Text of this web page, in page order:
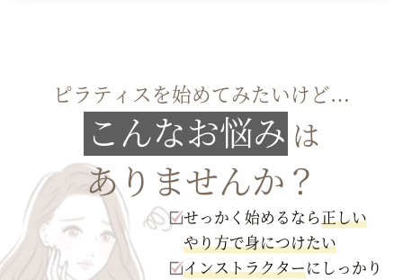
ピラティスを始めてみたいけど…
こんなお悩み は
ありませんか？
せっかく始めるなら正しい
やり方で身につけたい
インストラクターにしっかり